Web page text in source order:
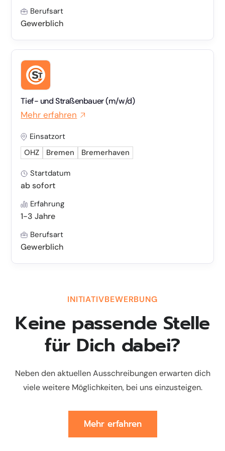
Berufsart
Gewerblich
Tief- und Straßenbauer (m/w/d)
Mehr erfahren
Einsatzort
OHZ
Bremen Bremerhaven
Startdatum
ab sofort
Erfahrung
1-3 Jahre
Berufsart
Gewerblich
INITIATIVBEWERBUNG
Keine passende Stelle
für Dich dabei?
Neben den aktuellen Ausschreibungen erwarten dich
viele weitere Möglichkeiten, bei uns einzusteigen.
Mehr erfahren